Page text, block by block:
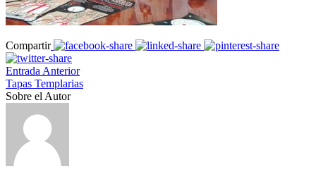
Compartir
Entrada Anterior
Tapas Templarias
Sobre el Autor